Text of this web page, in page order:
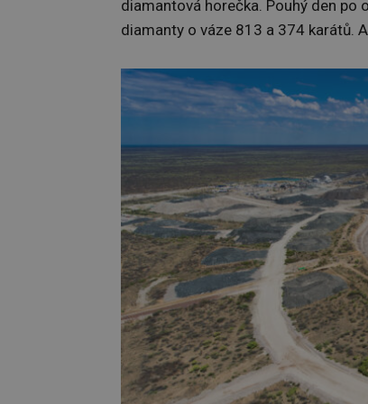
diamantová horečka. Pouhý den po
diamanty o váze 813 a 374 karátů.